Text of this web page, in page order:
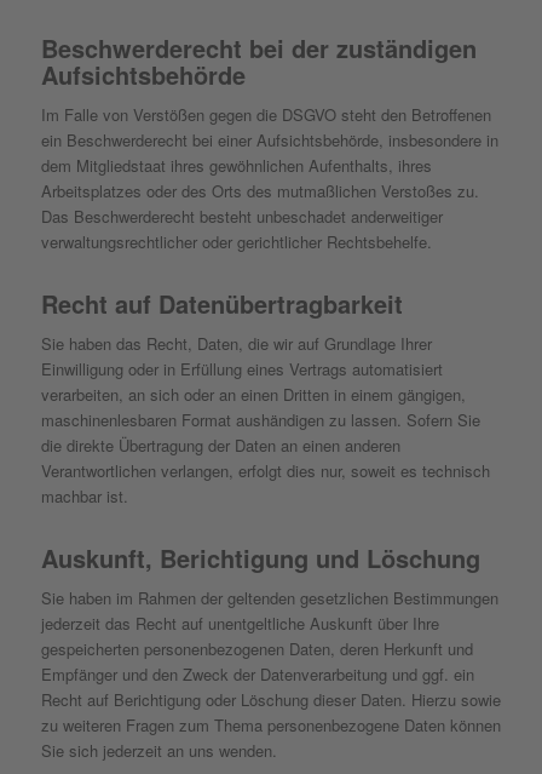
Beschwerde­recht bei der zuständigen
Aufsichts­behörde
Im Falle von Verstößen gegen die DSGVO steht den Betroffenen
ein Beschwerderecht bei einer Aufsichtsbehörde, insbesondere in
dem Mitgliedstaat ihres gewöhnlichen Aufenthalts, ihres
Arbeitsplatzes oder des Orts des mutmaßlichen Verstoßes zu.
Das Beschwerderecht besteht unbeschadet anderweitiger
verwaltungsrechtlicher oder gerichtlicher Rechtsbehelfe.
Recht auf Daten­übertrag­barkeit
Sie haben das Recht, Daten, die wir auf Grundlage Ihrer
Einwilligung oder in Erfüllung eines Vertrags automatisiert
verarbeiten, an sich oder an einen Dritten in einem gängigen,
maschinenlesbaren Format aushändigen zu lassen. Sofern Sie
die direkte Übertragung der Daten an einen anderen
Verantwortlichen verlangen, erfolgt dies nur, soweit es technisch
machbar ist.
Auskunft, Berichtigung und Löschung
Sie haben im Rahmen der geltenden gesetzlichen Bestimmungen
jederzeit das Recht auf unentgeltliche Auskunft über Ihre
gespeicherten personenbezogenen Daten, deren Herkunft und
Empfänger und den Zweck der Datenverarbeitung und ggf. ein
Recht auf Berichtigung oder Löschung dieser Daten. Hierzu sowie
zu weiteren Fragen zum Thema personenbezogene Daten können
Sie sich jederzeit an uns wenden.